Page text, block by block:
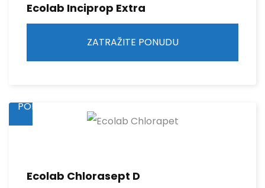
Ecolab Inciprop Extra
ZATRAŽITE PONUDU
PONUDU
Ecolab Chlorasept D